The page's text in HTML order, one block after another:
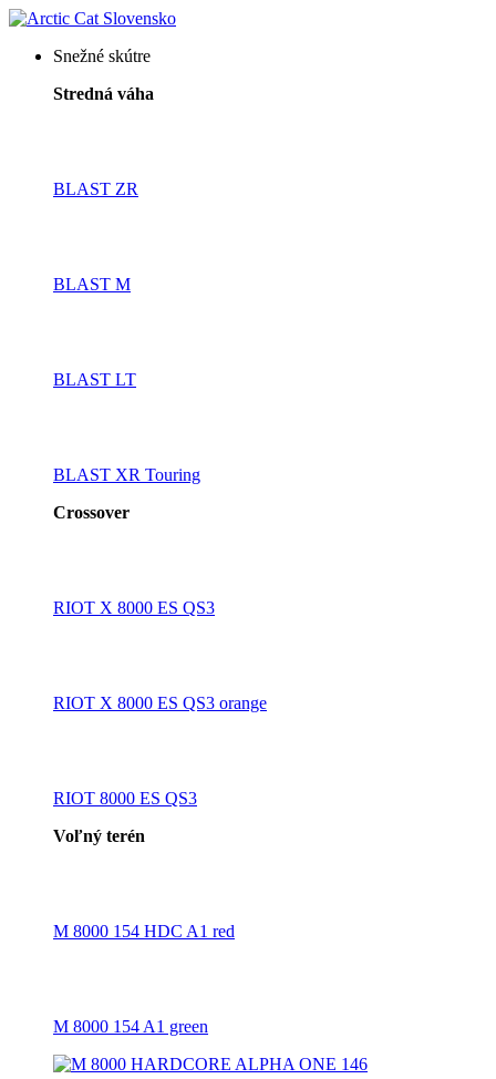
Snežné skútre
Stredná váha
BLAST ZR
BLAST M
BLAST LT
BLAST XR Touring
Crossover
RIOT X 8000 ES QS3
RIOT X 8000 ES QS3 orange
RIOT 8000 ES QS3
Voľný terén
M 8000 154 HDC A1 red
M 8000 154 A1 green